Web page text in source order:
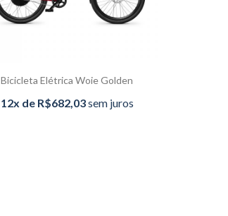
Bicicleta Elétrica Woie Golden
12x de R$682,03sem juros
Modulo Inteligente 48v E-
Bike Pedal Assistido
R$98,90